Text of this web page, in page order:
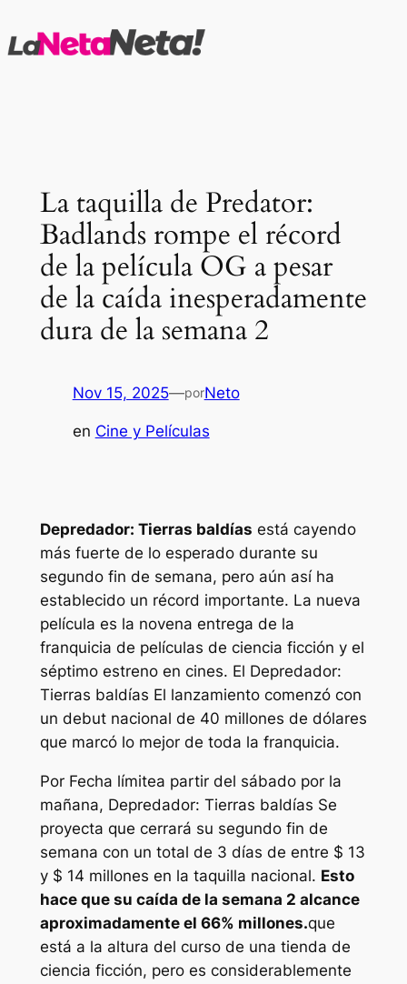
al
La taquilla de Predator:
Badlands rompe el récord
de la película OG a pesar
de la caída inesperadamente
dura de la semana 2
Nov 15, 2025—porNeto
en Cine y Películas
Depredador: Tierras baldías está cayendo
más fuerte de lo esperado durante su
segundo fin de semana, pero aún así ha
establecido un récord importante. La nueva
película es la novena entrega de la
franquicia de películas de ciencia ficción y el
séptimo estreno en cines. El Depredador:
Tierras baldías El lanzamiento comenzó con
un debut nacional de 40 millones de dólares
que marcó lo mejor de toda la franquicia.
Por Fecha límitea partir del sábado por la
mañana, Depredador: Tierras baldías Se
proyecta que cerrará su segundo fin de
semana con un total de 3 días de entre $ 13
y $ 14 millones en la taquilla nacional. Esto
hace que su caída de la semana 2 alcance
aproximadamente el 66% millones.que
está a la altura del curso de una tienda de
ciencia ficción, pero es considerablemente